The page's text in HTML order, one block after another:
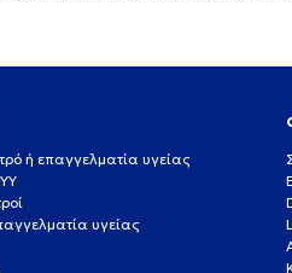
ή επαγγελματία υγείας
υγείας